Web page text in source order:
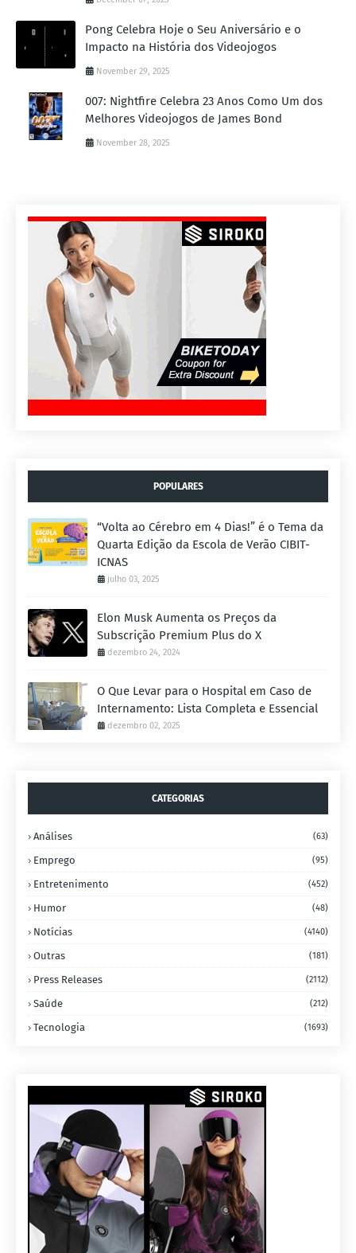
Pong Celebra Hoje o Seu Aniversário e o
Impacto na História dos Videojogos
November 29, 2025
007: Nightfire Celebra 23 Anos Como Um dos
Melhores Videojogos de James Bond
November 28, 2025
POPULARES
“Volta ao Cérebro em 4 Dias!” é o Tema da
Quarta Edição da Escola de Verão CIBIT-
ICNAS
julho 03, 2025
Elon Musk Aumenta os Preços da
Subscrição Premium Plus do X
dezembro 24, 2024
O Que Levar para o Hospital em Caso de
Internamento: Lista Completa e Essencial
dezembro 02, 2025
CATEGORIAS
Análises (63)
Emprego (95)
Entretenimento (452)
Humor (48)
Notícias (4140)
Outras (181)
Press Releases (2112)
Saúde (212)
Tecnologia (1693)